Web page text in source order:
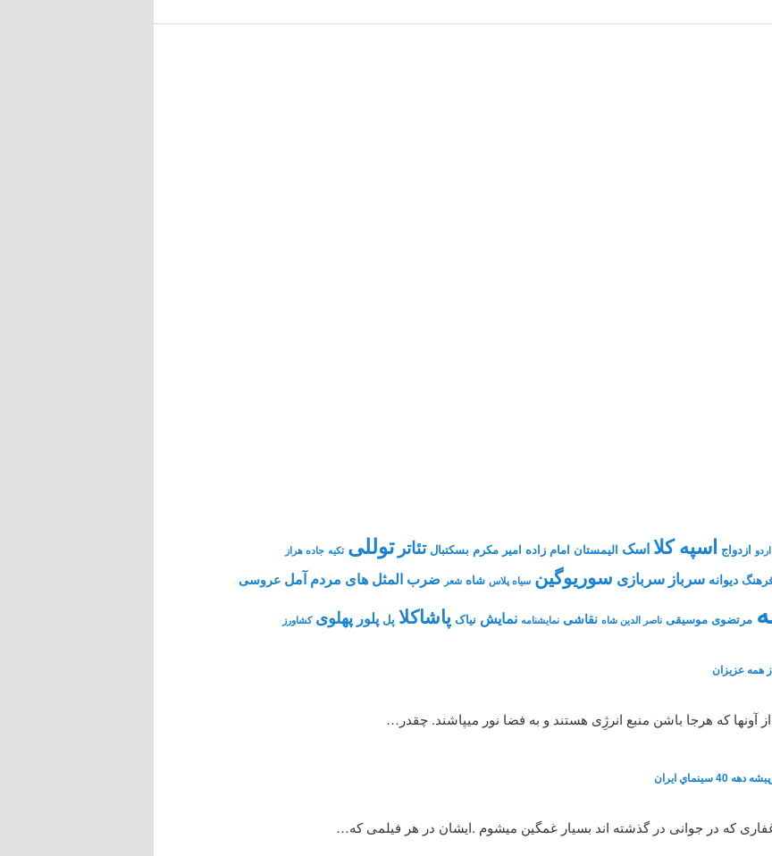
اردو ازدواج اسپه کلااسک الیمستان امام زاده امیر مکرم بسکتبال تئاتر توللی تکیه جاده هراز
دیوانه سرباز سربازی سوریوگین سیاه پلاس شاه شعر ضرب المثل های مردم آمل عروسی
مرتضوی موسیقی ناصر الدین شاه نقاشی نمايشنامه نمایش نیاک پاشاکلا پل پلور پهلوی کشاورز
همه عزیزان
که هرجا باشن منبع انرژِی هستند و به فضا نور میپاشند. چقدر…
ايران
غفاری که در جوانی در گذشته اند بسیار غمگین میشوم .ایشان در هر فیلمی که…